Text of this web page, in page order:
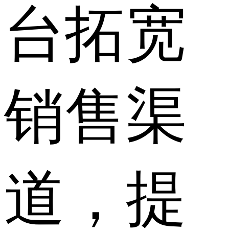
台拓宽
销售渠
道，提